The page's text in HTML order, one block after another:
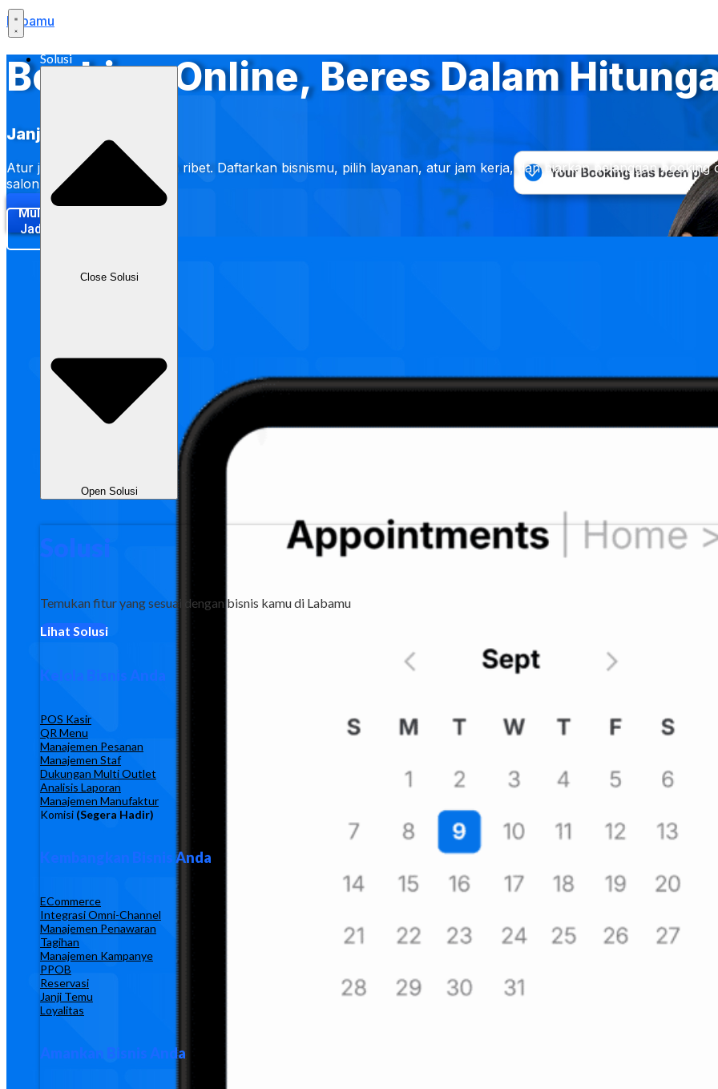
Labamu
Solusi
Close Solusi
Open Solusi
Solusi
Temukan fitur yang sesuai dengan bisnis kamu di Labamu
Lihat Solusi
Kelola Bisnis Anda
POS Kasir
QR Menu
Manajemen Pesanan
Manajemen Staf
Dukungan Multi Outlet
Analisis Laporan
Manajemen Manufaktur
Komisi (Segera Hadir)
Kembangkan Bisnis Anda
ECommerce
Integrasi Omni-Channel
Manajemen Penawaran
Tagihan
Manajemen Kampanye
PPOB
Reservasi
Janji Temu
Loyalitas
Amankan Bisnis Anda
Booking Online, Beres Dalam
Janji Temu
Atur jadwal & booking tanpa ribet. Daftarkan bisnismu, pilih layanan, atur jam kerja, dan biarkan pelanggan
salon hingga klinik.
Mulai Sekarang
Jadwalkan Demo